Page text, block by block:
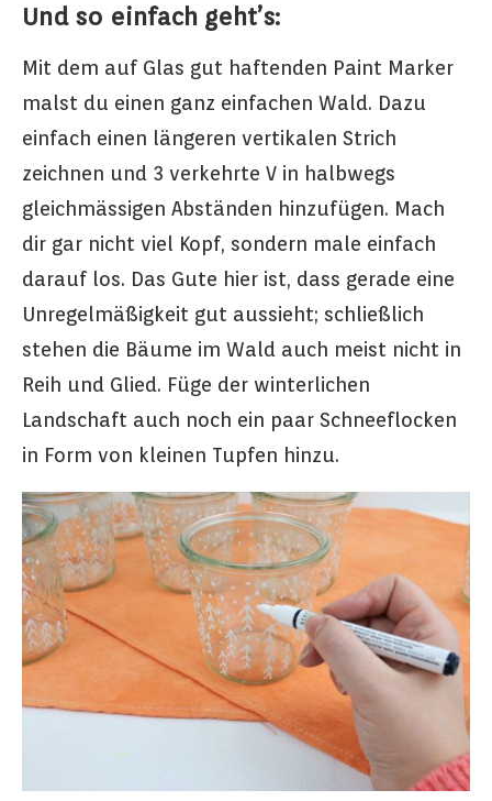
Und so einfach geht’s:
Mit dem auf Glas gut haftenden Paint Marker
malst du einen ganz einfachen Wald. Dazu
einfach einen längeren vertikalen Strich
zeichnen und 3 verkehrte V in halbwegs
gleichmässigen Abständen hinzufügen. Mach
dir gar nicht viel Kopf, sondern male einfach
darauf los. Das Gute hier ist, dass gerade eine
Unregelmäßigkeit gut aussieht; schließlich
stehen die Bäume im Wald auch meist nicht in
Reih und Glied. Füge der winterlichen
Landschaft auch noch ein paar Schneeflocken
in Form von kleinen Tupfen hinzu.